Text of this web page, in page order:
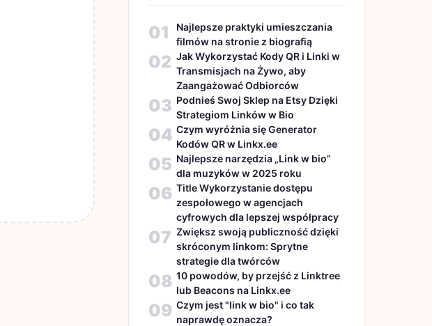
01
Najlepsze praktyki umieszczania
filmów na stronie z biografią
02 Jak Wykorzystać Kody QR i Linki w
Transmisjach na Żywo, aby
Zaangażować Odbiorców
03 Podnieś Swoj Sklep na Etsy Dzięki
Strategiom Linków w Bio
04 Czym wyróżnia się Generator
Kodów QR w Linkx.ee
05 Najlepsze narzędzia „Link w bio”
dla muzyków w 2025 roku
06 Title Wykorzystanie dostępu
zespołowego w agencjach
cyfrowych dla lepszej współpracy
07 Zwiększ swoją publiczność dzięki
skróconym linkom: Sprytne
strategie dla twórców
08 10 powodów, by przejść z Linktree
lub Beacons na Linkx.ee
09 Czym jest "link w bio" i co tak
naprawdę oznacza?